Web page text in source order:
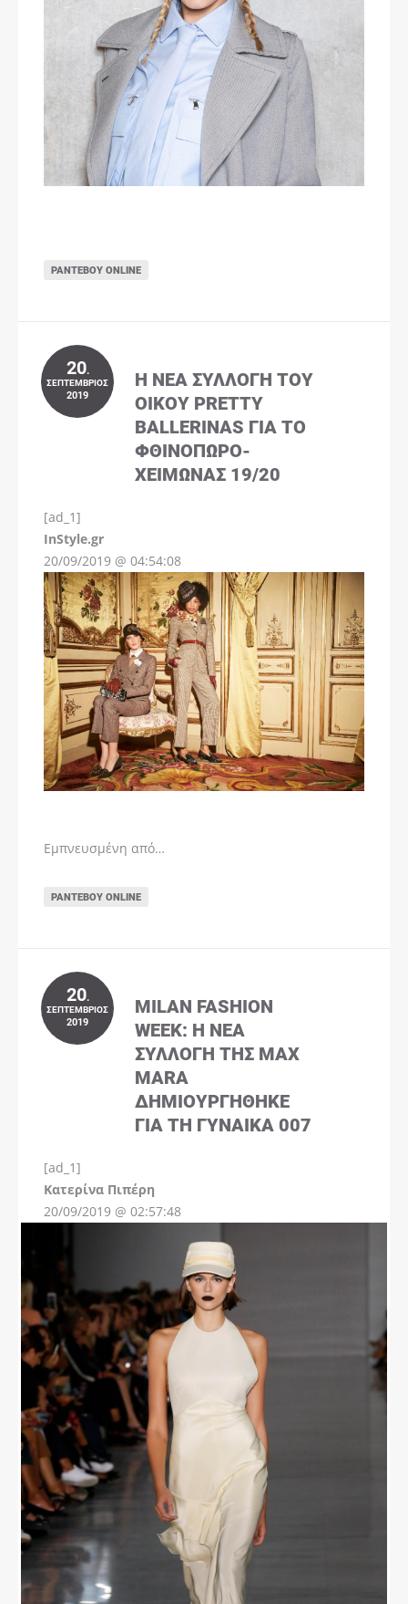
ΡΑΝΤΕΒΟΎ ONLINE
20.
ΣΕΠΤΈΜΒΡΙΟΣ
2019
Η ΝΈΑ ΣΥΛΛΟΓΉ ΤΟΥ
ΟΊΚΟΥ PRETTY
BALLERINAS ΓΙΑ ΤΟ
ΦΘΙΝΌΠΩΡΟ-
ΧΕΙΜΏΝΑΣ 19/20
[ad_1]
InStyle.gr
20/09/2019 @ 04:54:08
Εμπνευσμένη από…
ΡΑΝΤΕΒΟΎ ONLINE
20.
ΣΕΠΤΈΜΒΡΙΟΣ
2019
MILAN FASHION
WEEK: Η ΝΈΑ
ΣΥΛΛΟΓΉ ΤΗΣ MAX
MARA
ΔΗΜΙΟΥΡΓΉΘΗΚΕ
ΓΙΑ ΤΗ ΓΥΝΑΊΚΑ 007
[ad_1]
Kατερίνα Πιπέρη
20/09/2019 @ 02:57:48